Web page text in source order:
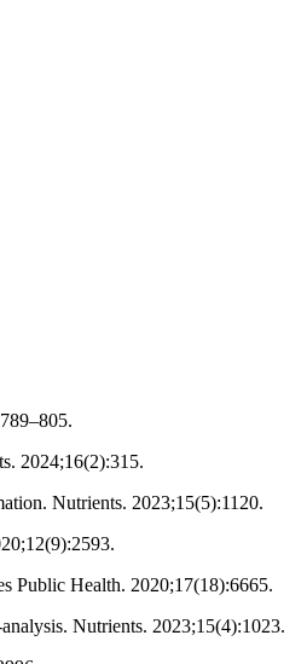
2024;16(2):315.
Nutrients. 2023;15(5):1120.
Public Health. 2020;17(18):6665.
Nutrients. 2023;15(4):1023.